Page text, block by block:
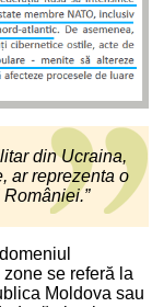
din Ucraina,
ar reprezenta o
se referă la
Moldova sau